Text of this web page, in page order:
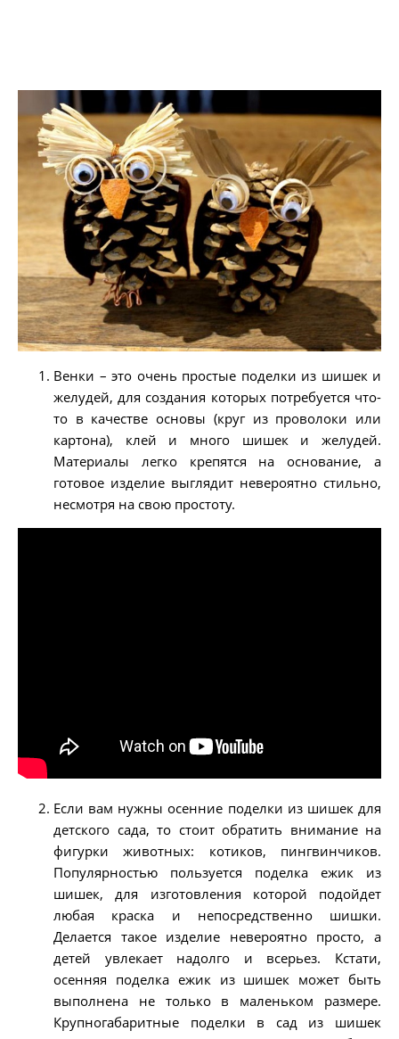
Венки – это очень простые поделки из шишек и
желудей, для создания которых потребуется что-
то в качестве основы (круг из проволоки или
картона), клей и много шишек и желудей.
Материалы легко крепятся на основание, а
готовое изделие выглядит невероятно стильно,
несмотря на свою простоту.
Если вам нужны осенние поделки из шишек для
детского сада, то стоит обратить внимание на
фигурки животных: котиков, пингвинчиков.
Популярностью пользуется поделка ежик из
шишек, для изготовления которой подойдет
любая краска и непосредственно шишки.
Делается такое изделие невероятно просто, а
детей увлекает надолго и всерьез. Кстати,
осенняя поделка ежик из шишек может быть
выполнена не только в маленьком размере.
Крупногабаритные поделки в сад из шишек